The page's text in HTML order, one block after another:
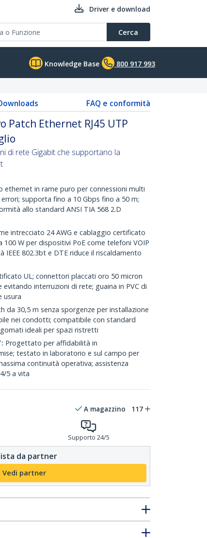
Driver e download
Cerca
Knowledge Base 800 917 993
FAQ e conformità
Patch Ethernet RJ45 UTP
di rete Gigabit che supportano la
ethernet in rame puro per connessioni multi
supporta fino a 10 Gbps fino a 50 m;
allo standard ANSI TIA 568 2.D
intrecciato 24 AWG e cablaggio certificato
100 W per dispositivi PoE come telefoni VOIP
IEEE 802.3bt e DTE riduce il riscaldamento
UL; connettori placcati oro 50 micron
interruzioni di rete; guaina in PVC di
usura
da 30,5 m senza sporgenze per installazione
nei condotti; compatibile con standard
ideali per spazi ristretti
Progettato per affidabilità in
testato in laboratorio e sul campo per
continuità operativa; assistenza
5 a vita
A magazzino 117
Supporto 24/5
da partner
Vedi partner